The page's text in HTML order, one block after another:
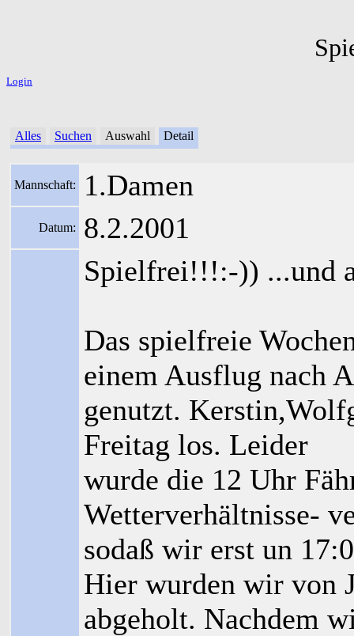
Login
Alles Suchen Auswahl Detail
Mannschaft: 1.Damen
Datum: 8.2.2001
Spielfrei!!!:-)) ...und
Das spielfreie
einem Ausflug nach
genutzt.
Freitag los. Leider
wurde die 12 Uhr
Wetterverhältnisse-
sodaß wir erst un
Hier wurden wir von
abgeholt. Nachdem